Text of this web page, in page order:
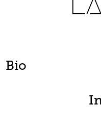
Bio